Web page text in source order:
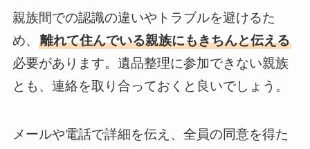
親族間での認識の違いやトラブルを避けるた
め、 離れて住んでいる親族にもきちんと伝える
必要があります。遺品整理に参加できない親族
とも、連絡を取り合っておくと良いでしょう。
メールや電話で詳細を伝え、全員の同意を得た